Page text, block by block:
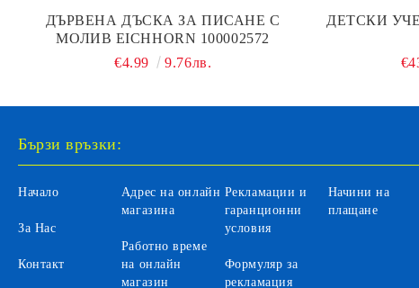
ДЪРВЕНА ДЪСКА ЗА ПИСАНЕ С
МОЛИВ EICHHORN 100002572
€4.99
9.76лв.
ДЕТСКИ
Бързи връзки:
Начало
За Нас
Контакт
Адрес на онлайн
магазина
Работно време
на онлайн
магазин
Рекламации и
гаранционни
условия
Формуляр за
рекламация
Начини на
плащане